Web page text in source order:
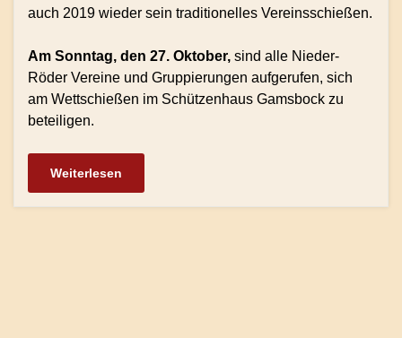
auch 2019 wieder sein traditionelles Vereinsschießen.
Am Sonntag, den 27. Oktober, sind alle Nieder-
Röder Vereine und Gruppierungen aufgerufen, sich
am Wettschießen im Schützenhaus Gamsbock zu
beteiligen.
Weiterlesen